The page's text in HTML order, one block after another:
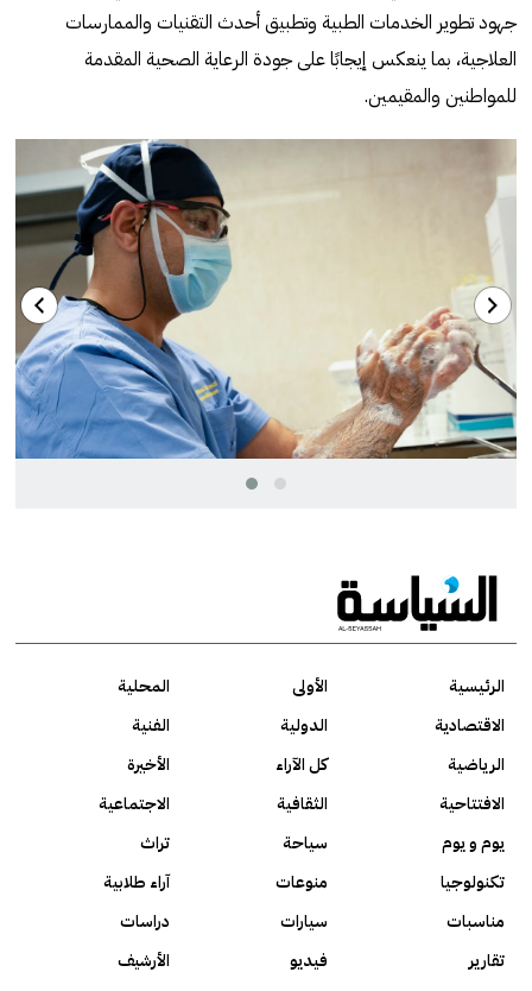
جهود تطوير الخدمات الطبية وتطبيق أحدث التقنيات والممارسات
العلاجية، بما ينعكس إيجابًا على جودة الرعاية الصحية المقدمة
للمواطنين والمقيمين.
الرئيسية الأولى
المحلية
الاقتصادية
الدولية
الفنية
الرياضية
كل الآراء
الأخيرة
الافتتاحية
الثقافية
الاجتماعية
يوم و يوم
سياحة
تراث
تكنولوجيا
منوعات
آراء طلابية
مناسبات
سيارات
دراسات
تقارير
فيديو الأرشيف